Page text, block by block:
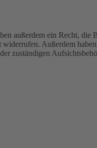
außerdem ein Recht, die
Außerdem
zuständigen